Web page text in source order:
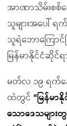
အာဏာသိမ်းစစ်
သူများအပေါ်
သူရဲဘောကြောင်
မြန်မာနိုင်ငံဆို
မတ်လ ၁၉ ရက်
ထဲတွင် “မြန်မ
သောဒေသများ